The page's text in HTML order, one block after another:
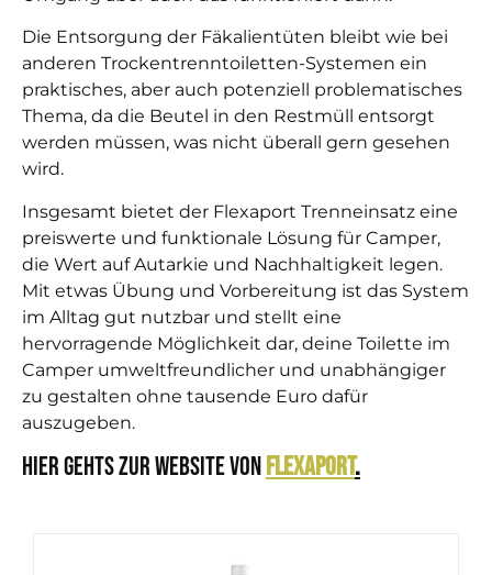
Die Entsorgung der Fäkalientüten bleibt wie bei
anderen Trockentrenntoiletten-Systemen ein
praktisches, aber auch potenziell problematisches
Thema, da die Beutel in den Restmüll entsorgt
werden müssen, was nicht überall gern gesehen
wird.
Insgesamt bietet der Flexaport Trenneinsatz eine
preiswerte und funktionale Lösung für Camper,
die Wert auf Autarkie und Nachhaltigkeit legen.
Mit etwas Übung und Vorbereitung ist das System
im Alltag gut nutzbar und stellt eine
hervorragende Möglichkeit dar, deine Toilette im
Camper umweltfreundlicher und unabhängiger
zu gestalten ohne tausende Euro dafür
auszugeben.
Hier gehts zur Website vonFlexaport.